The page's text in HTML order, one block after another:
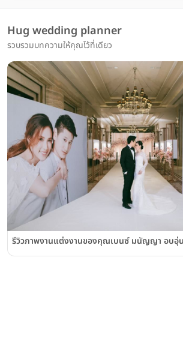
Hug wedding planner
รวบรวมบทความให้คุณไว้ที่เดียว
รีวิวภาพงานแต่งงานของคุณเบนซ์ มนัญญา อบอุ่